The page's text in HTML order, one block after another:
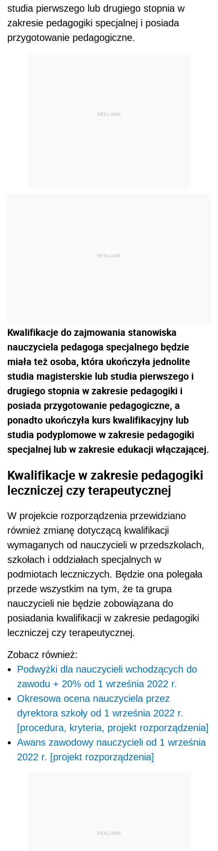
studia pierwszego lub drugiego stopnia w
zakresie pedagogiki specjalnej i posiada
przygotowanie pedagogiczne.
REKLAMA
REKLAMA
Kwalifikacje do zajmowania stanowiska
nauczyciela pedagoga specjalnego będzie
miała też osoba, która ukończyła jednolite
studia magisterskie lub studia pierwszego i
drugiego stopnia w zakresie pedagogiki i
posiada przygotowanie pedagogiczne, a
ponadto ukończyła kurs kwalifikacyjny lub
studia podyplomowe w zakresie pedagogiki
specjalnej lub w zakresie edukacji włączającej.
Kwalifikacje w zakresie pedagogiki
leczniczej czy terapeutycznej
W projekcie rozporządzenia przewidziano
również zmianę dotyczącą kwalifikacji
wymaganych od nauczycieli w przedszkolach,
szkołach i oddziałach specjalnych w
podmiotach leczniczych. Będzie ona polegała
przede wszystkim na tym, że ta grupa
nauczycieli nie będzie zobowiązana do
posiadania kwalifikacji w zakresie pedagogiki
leczniczej czy terapeutycznej.
Zobacz również:
Podwyżki dla nauczycieli wchodzących do
zawodu + 20% od 1 września 2022 r.
Okresowa ocena nauczyciela przez
dyrektora szkoły od 1 września 2022 r.
[procedura, kryteria, projekt rozporządzenia]
Awans zawodowy nauczycieli od 1 września
2022 r. [projekt rozporządzenia]
REKLAMA